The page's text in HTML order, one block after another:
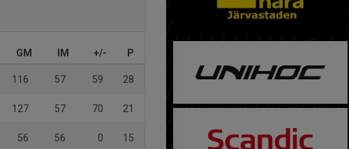
GM IM +/- P
116 57 59 28
127 57 70 21
56 56 0 15